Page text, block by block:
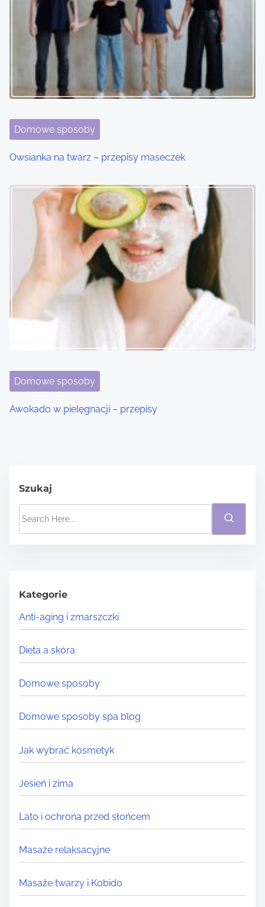
Domowe sposoby
Owsianka na twarz – przepisy maseczek
Domowe sposoby
Awokado w pielęgnacji – przepisy
Szukaj
h
H
e
r
e
.
.
.
Kategorie
Anti-aging i zmarszczki
Dieta a skóra
Domowe sposoby
Domowe sposoby spa blog
Jak wybrać kosmetyk
Jesień i zima
Lato i ochrona przed słońcem
Masaże relaksacyjne
Masaże twarzy i Kobido